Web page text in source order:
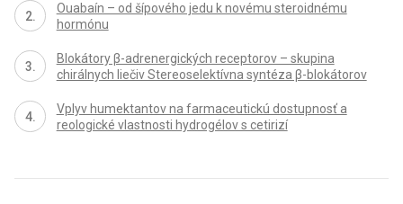
Ouabaín – od šípového jedu k novému steroidnému
hormónu
Blokátory β-adrenergických receptorov – skupina
chirálnych liečiv Stereoselektívna syntéza β-blokátorov
Vplyv humektantov na farmaceutickú dostupnosť a
reologické vlastnosti hydrogélov s cetirizí